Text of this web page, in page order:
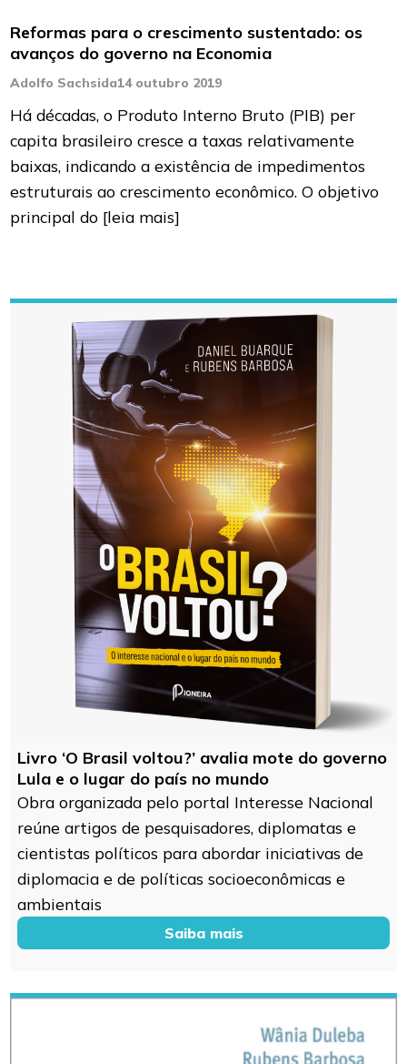
Reformas para o crescimento sustentado: os
avanços do governo na Economia
Adolfo Sachsida14 outubro 2019
Há décadas, o Produto Interno Bruto (PIB) per
capita brasileiro cresce a taxas relativamente
baixas, indicando a existência de impedimentos
estruturais ao crescimento econômico. O objetivo
principal do [leia mais]
Livro ‘O Brasil voltou?’ avalia mote do governo
Lula e o lugar do país no mundo
Obra organizada pelo portal Interesse Nacional
reúne artigos de pesquisadores, diplomatas e
cientistas políticos para abordar iniciativas de
diplomacia e de políticas socioeconômicas e
ambientais
Saiba mais